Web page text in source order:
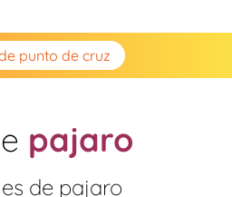
punto de cruz
pajaro
de pajaro